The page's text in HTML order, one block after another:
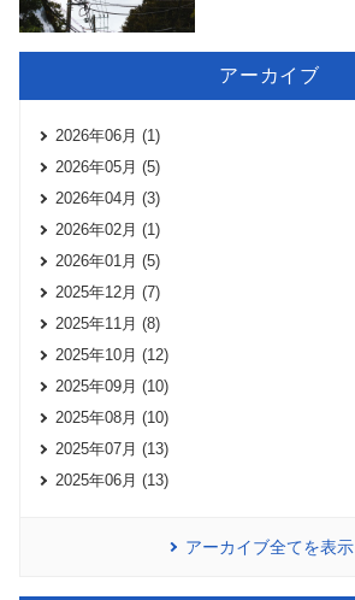
アーカイブ
2026年06月 (1)
2026年05月 (5)
2026年04月 (3)
2026年02月 (1)
2026年01月 (5)
2025年12月 (7)
2025年11月 (8)
2025年10月 (12)
2025年09月 (10)
2025年08月 (10)
2025年07月 (13)
2025年06月 (13)
アーカイブ全てを表示